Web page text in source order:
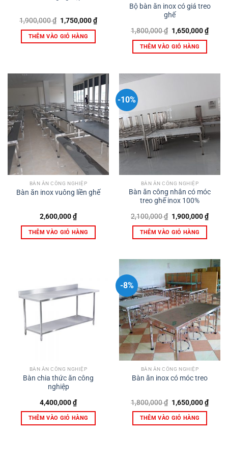
1,900,000₫ Giá
gốc
là:
1,900,000 ₫.
1,750,000₫Giá
hiện
THÊM VÀO GIỎ HÀNG
Bộ bàn ăn inox có giá treo
ghế
1,800,000₫ Giá
gốc
là:
1,800,000 ₫.
1,650,000₫Giá
hiện
THÊM VÀO GIỎ HÀNG
BÀN ĂN CÔNG NGHIỆP
Bàn ăn inox vuông liền ghế
2,600,000₫
THÊM VÀO GIỎ HÀNG
-10%
BÀN ĂN CÔNG NGHIỆP
Bàn ăn công nhân có móc
treo ghế inox 100%
2,100,000₫ Giá
gốc
là:
2,100,000 ₫.
1,900,000₫Giá
hiện
THÊM VÀO GIỎ HÀNG
BÀN ĂN CÔNG NGHIỆP
Bàn chia thức ăn công
nghiệp
4,400,000₫
THÊM VÀO GIỎ HÀNG
-8%
BÀN ĂN CÔNG NGHIỆP
Bàn ăn inox có móc treo
1,800,000₫ Giá
gốc
là:
1,800,000 ₫.
1,650,000₫Giá
hiện
THÊM VÀO GIỎ HÀNG